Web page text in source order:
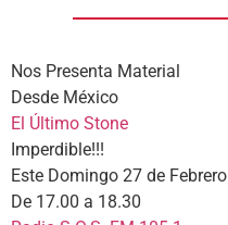
Nos Presenta Material
Desde México
El Último Stone
Imperdible!!!
Este Domingo 27 de Febrero
De 17.00 a 18.30